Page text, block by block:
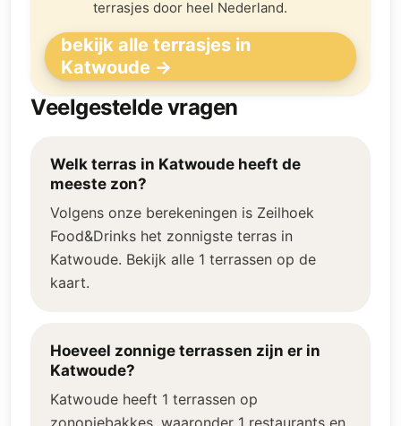
terrasjes door heel Nederland.
bekijk alle terrasjes in
Katwoude →
Veelgestelde vragen
Welk terras in Katwoude heeft de
meeste zon?
Volgens onze berekeningen is Zeilhoek
Food&Drinks het zonnigste terras in
Katwoude. Bekijk alle 1 terrassen op de
kaart.
Hoeveel zonnige terrassen zijn er in
Katwoude?
Katwoude heeft 1 terrassen op
zonopjebakkes, waaronder 1 restaurants en